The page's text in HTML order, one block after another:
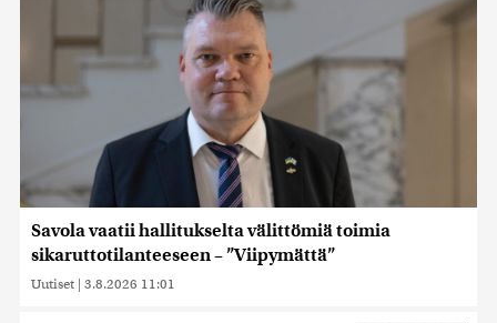
Savola vaatii hallitukselta välittömiä toimia
sikaruttotilanteeseen – ”Viipymättä”
Uutiset | 3.8.2026 11:01